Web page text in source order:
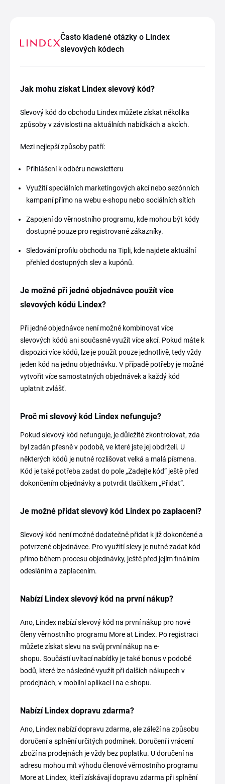
Často kladené otázky o Lindex
slevových kódech
Jak mohu získat Lindex slevový kód?
Slevový kód do obchodu Lindex můžete získat několika
způsoby v závislosti na aktuálních nabídkách a akcích.
Mezi nejlepší způsoby patří:
Přihlášení k odběru newsletteru
Využití speciálních marketingových akcí nebo sezónních
kampaní přímo na webu e-shopu nebo sociálních sítích
Zapojení do věrnostního programu, kde mohou být kódy
dostupné pouze pro registrované zákazníky.
Sledování profilu obchodu na Tipli, kde najdete aktuální
přehled dostupných slev a kupónů.
Je možné při jedné objednávce použít více
slevových kódů Lindex?
Při jedné objednávce není možné kombinovat více
slevových kódů ani současně využít více akcí. Pokud máte k
dispozici více kódů, lze je použít pouze jednotlivě, tedy vždy
jeden kód na jednu objednávku. V případě potřeby je možné
vytvořit více samostatných objednávek a každý kód
uplatnit zvlášť.
Proč mi slevový kód Lindex nefunguje?
Pokud slevový kód nefunguje, je důležité zkontrolovat, zda
byl zadán přesně v podobě, ve které jste jej obdrželi. U
některých kódů je nutné rozlišovat velká a malá písmena.
Kód je také potřeba zadat do pole „Zadejte kód“ ještě před
dokončením objednávky a potvrdit tlačítkem „Přidat“.
Je možné přidat slevový kód Lindex po zaplacení?
Slevový kód není možné dodatečně přidat k již dokončené a
potvrzené objednávce. Pro využití slevy je nutné zadat kód
přímo během procesu objednávky, ještě před jejím finálním
odesláním a zaplacením.
Nabízí Lindex slevový kód na první nákup?
Ano, Lindex nabízí slevový kód na první nákup pro nové
členy věrnostního programu More at Lindex. Po registraci
můžete získat slevu na svůj první nákup na e-
shopu. Součástí uvítací nabídky je také bonus v podobě
bodů, které lze následně využít při dalších nákupech v
prodejnách, v mobilní aplikaci i na e shopu.
Nabízí Lindex dopravu zdarma?
Ano, Lindex nabízí dopravu zdarma, ale záleží na způsobu
doručení a splnění určitých podmínek. Doručení i vrácení
zboží na prodejnách je vždy bez poplatku. U doručení na
adresu mohou mít výhodu členové věrnostního programu
More at Lindex, kteří získávají dopravu zdarma při splnění